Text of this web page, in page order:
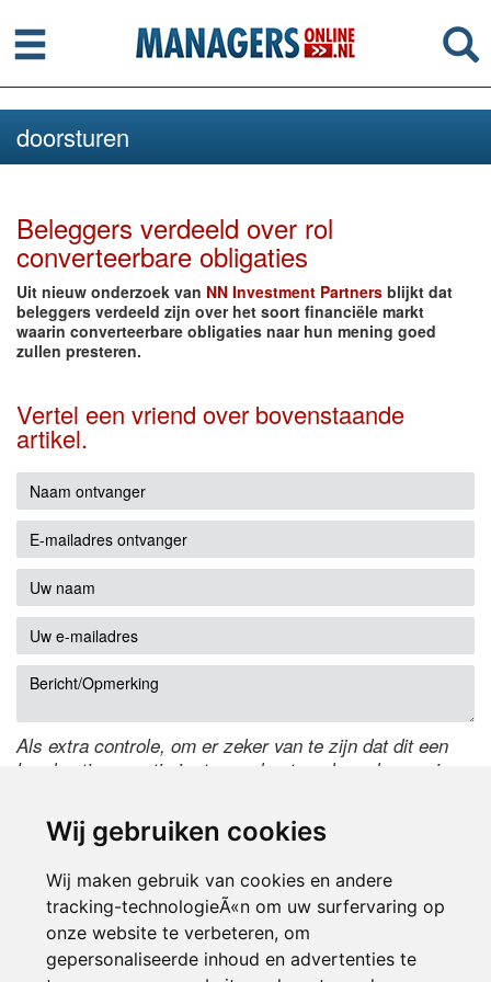
Wij gebruiken cookies
Wij maken gebruik van cookies en andere
tracking-technologieÃ«n om uw surfervaring op
onze website te verbeteren, om
gepersonaliseerde inhoud en advertenties te
Menu
doorsturen
Beleggers verdeeld over rol
converteerbare obligaties
Uit nieuw onderzoek van NN Investment Partners blijkt dat
beleggers verdeeld zijn over het soort financiële markt
waarin converteerbare obligaties naar hun mening goed
zullen presteren.
Vertel een vriend over bovenstaande
artikel.
Als extra controle, om er zeker van te zijn dat dit een
handmatige reactie is, typ onderstaande code over in
de code te wijzigen.